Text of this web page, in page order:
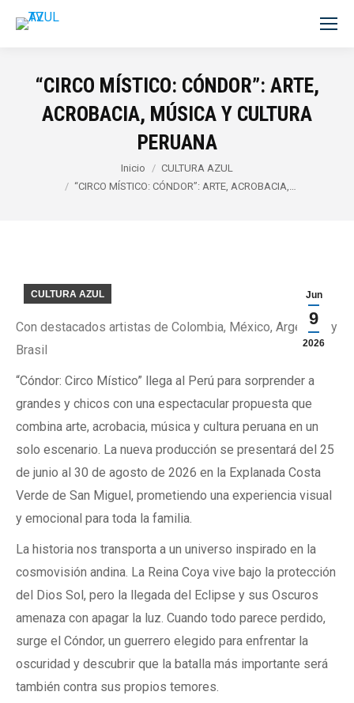
“CIRCO MÍSTICO: CÓNDOR”: ARTE,
ACROBACIA, MÚSICA Y CULTURA
PERUANA
Inicio
CULTURA AZUL
“CIRCO MÍSTICO: CÓNDOR”: ARTE, ACROBACIA,…
Jun
9
2026
CULTURA AZUL
Con destacados artistas de Colombia, México, Argentina y
Brasil
“Cóndor: Circo Místico” llega al Perú para sorprender a
grandes y chicos con una espectacular propuesta que
combina arte, acrobacia, música y cultura peruana en un
solo escenario. La nueva producción se presentará del 25
de junio al 30 de agosto de 2026 en la Explanada Costa
Verde de San Miguel, prometiendo una experiencia visual
y emocional para toda la familia.
La historia nos transporta a un universo inspirado en la
cosmovisión andina. La Reina Coya vive bajo la protección
del Dios Sol, pero la llegada del Eclipse y sus Oscuros
amenaza con apagar la luz. Cuando todo parece perdido,
surge el Cóndor, un guerrero elegido para enfrentar la
oscuridad y descubrir que la batalla más importante será
también contra sus propios temores.